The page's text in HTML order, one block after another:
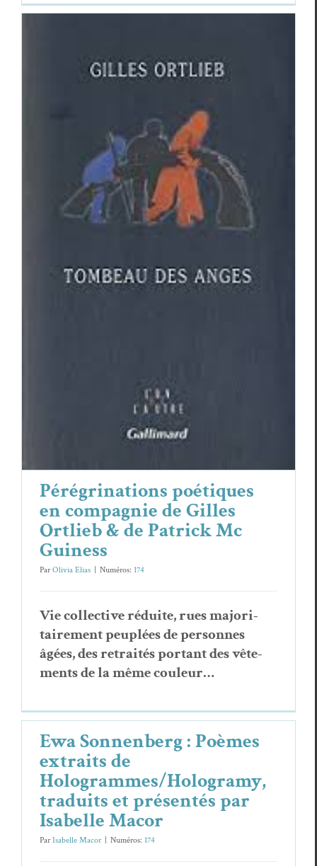
Pérégrinations poétiques en compagnie
Guiness
Essais & Chroniques
Pérégrinations poétiques
en compagnie de Gilles
Ortlieb & de Patrick Mc
Guiness
ParOlivia Elias Numéros: 174
Vie col­lec­tive réduite, rues majori­
taire­ment peu­plées de per­son­nes
âgées, des retraités por­tant des vête­
ments de la même couleur…
Ewa Sonnenberg : Poèmes
extraits de
Hologrammes/Hologramy,
traduits et présentés par
Isabelle Macor
ParIsabelle Macor | Numéros: 174